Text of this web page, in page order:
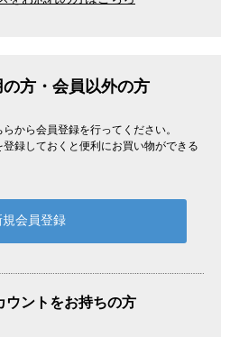
方・会員以外の方
から会員登録を行ってください。
録しておくと便利にお買い物ができる
ントをお持ちの方